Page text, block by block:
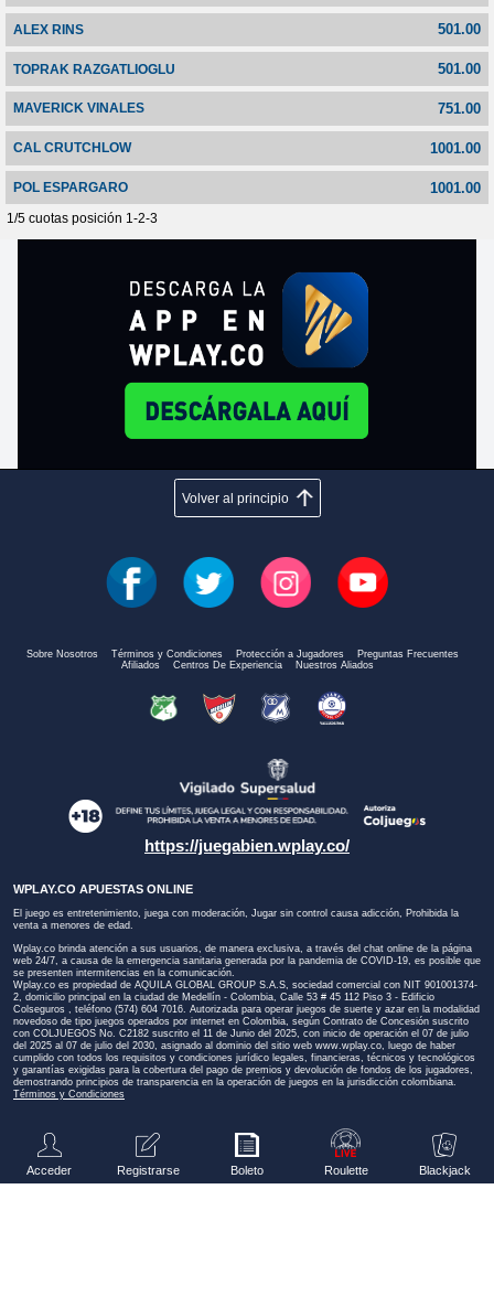
ALEX RINS 501.00
TOPRAK RAZGATLIOGLU 501.00
MAVERICK VINALES 751.00
CAL CRUTCHLOW 1001.00
POL ESPARGARO 1001.00
1/5 cuotas posición 1-2-3
Volver al principio
Sobre Nosotros Términos y Condiciones Protección a Jugadores
Preguntas Frecuentes
Afiliados
Centros De Experiencia Nuestros Aliados
https://juegabien.wplay.co/
WPLAY.CO APUESTAS ONLINE
El juego es entretenimiento, juega con moderación, Jugar sin control causa adicción, Prohibida la
venta a menores de edad.
Wplay.co brinda atención a sus usuarios, de manera exclusiva, a través del chat online de la página
web 24/7, a causa de la emergencia sanitaria generada por la pandemia de COVID-19, es posible que
se presenten intermitencias en la comunicación.
Wplay.co es propiedad de AQUILA GLOBAL GROUP S.A.S, sociedad comercial con NIT 901001374-
2, domicilio principal en la ciudad de Medellín - Colombia, Calle 53 # 45 112 Piso 3 - Edificio
Colseguros , teléfono (574) 604 7016. Autorizada para operar juegos de suerte y azar en la modalidad
novedoso de tipo juegos operados por internet en Colombia, según Contrato de Concesión suscrito
con COLJUEGOS No. C2182 suscrito el 11 de Junio del 2025, con inicio de operación el 07 de julio
del 2025 al 07 de julio del 2030, asignado al dominio del sitio web www.wplay.co , luego de haber
cumplido con todos los requisitos y condiciones jurídico legales, financieras, técnicos y tecnológicos
y garantías exigidas para la cobertura del pago de premios y devolución de fondos de los jugadores,
demostrando principios de transparencia en la operación de juegos en la jurisdicción colombiana.
Términos y Condiciones
Acceder Registrarse Boleto Roulette Blackjack